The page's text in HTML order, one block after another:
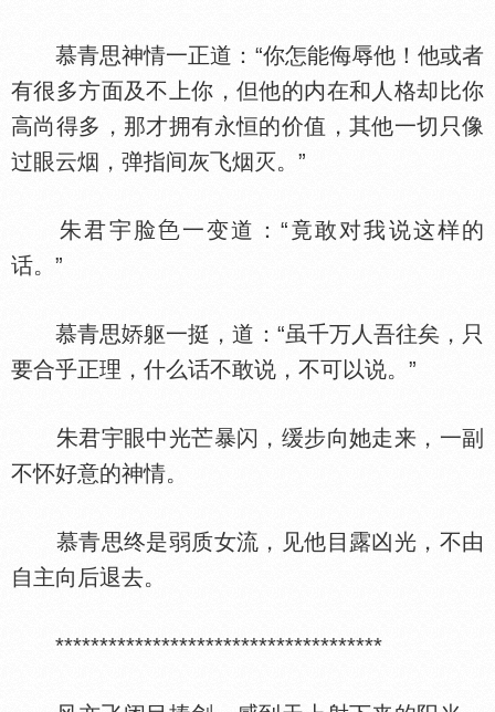
慕青思神情一正道：“你怎能侮辱他！他或者
有很多方面及不上你，但他的内在和人格却比你
高尚得多，那才拥有永恒的价值，其他一切只像
过眼云烟，弹指间灰飞烟灭。”
朱君宇脸
一变道：“竟敢对我说这样的
话。”
慕青思
躯一挺，道：“虽千万人吾往矣，只
要合乎正理，什么话不敢说，不可以说。”
朱君宇眼中光芒暴闪，缓步向她走来，一副
不怀好意的神情。
慕青思终是弱质女流，见他目露凶光，不由
自主向后退去。
*************************************